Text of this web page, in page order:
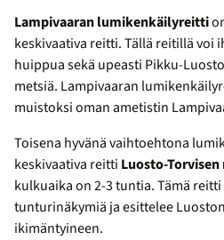
Lampivaaran lumikenkäilyreitti
keskivaativa reitti. Tällä reitillä voi
huippua sekä upeasti Pikku-
metsiä. Lampivaaran
muistoksi oman ametistin
Toisena hyvänä vaihtoehtona
keskivaativa reitti Luosto-Torvisen
kulkuaika on 2-3 tuntia. Tämä
tunturinäkymiä ja esittelee
ikimäntyineen.